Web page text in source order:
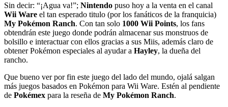
Sin decir: “¡Agua va!”; Nintendo puso hoy a la venta en el canal
Wii Ware el tan esperado titulo (por los fanáticos de la franquicia)
My Pokémon Ranch. Con tan solo 1000 Wii Points, los fans
obtendrán este juego donde podrán almacenar sus monstruos de
bolsillo e interactuar con ellos gracias a sus Miis, además claro de
obtener Pokémon especiales al ayudar a Hayley, la dueña del
rancho.
Que bueno ver por fin este juego del lado del mundo, ojalá salgan
más juegos basados en Pokémon para Wii Ware. Estén al pendiente
de Pokémex para la reseña de My Pokémon Ranch.